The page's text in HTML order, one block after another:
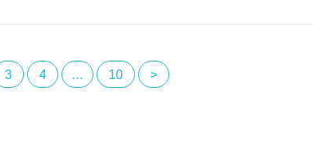
3 4 … 10 >